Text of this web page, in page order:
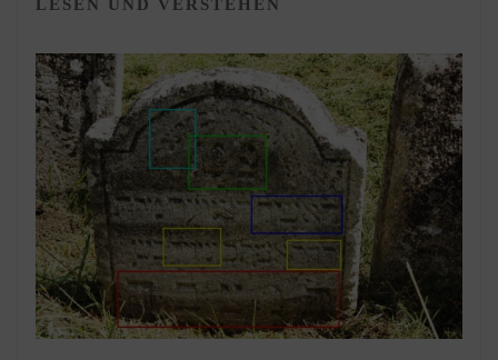
LESEN UND VERSTEHEN